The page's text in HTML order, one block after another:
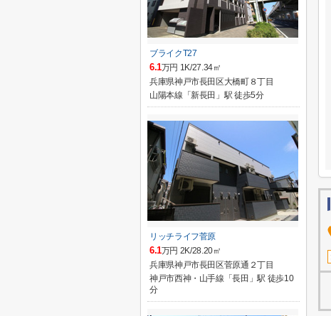
ブライクT27
6.1万円 1K/27.34㎡
兵庫県神戸市長田区大橋町８丁目
山陽本線「新長田」駅 徒歩5分
リッチライフ菅原
6.1万円 2K/28.20㎡
兵庫県神戸市長田区菅原通２丁目
神戸市西神・山手線「長田」駅 徒歩10
分